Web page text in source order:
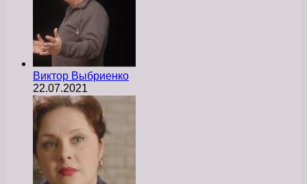
Виктор Выбриенко
22.07.2021